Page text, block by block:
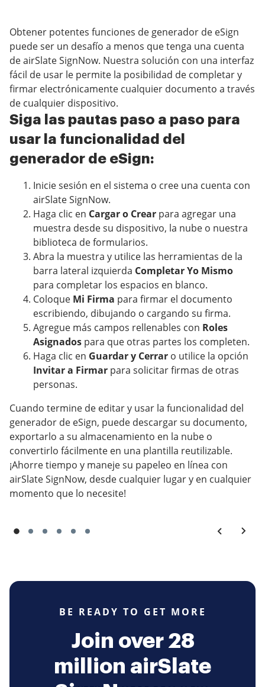
Obtener potentes funciones de generador de eSign
puede ser un desafío a menos que tenga una cuenta
de airSlate SignNow. Nuestra solución con una interfaz
fácil de usar le permite la posibilidad de completar y
firmar electrónicamente cualquier documento a través
de cualquier dispositivo.
Siga las pautas paso a paso para
usar la funcionalidad del
generador de eSign:
Inicie sesión en el sistema o cree una cuenta con
airSlate SignNow.
Haga clic en Cargar o Crear para agregar una
muestra desde su dispositivo, la nube o nuestra
biblioteca de formularios.
Abra la muestra y utilice las herramientas de la
barra lateral izquierda Completar Yo Mismo
para completar los espacios en blanco.
Coloque Mi Firma para firmar el documento
escribiendo, dibujando o cargando su firma.
Agregue más campos rellenables con Roles
Asignados para que otras partes los completen.
Haga clic en Guardar y Cerrar o utilice la opción
Invitar a Firmar para solicitar firmas de otras
personas.
Cuando termine de editar y usar la funcionalidad del
generador de eSign, puede descargar su documento,
exportarlo a su almacenamiento en la nube o
convertirlo fácilmente en una plantilla reutilizable.
¡Ahorre tiempo y maneje su papeleo en línea con
airSlate SignNow, desde cualquier lugar y en cualquier
momento que lo necesite!
BE READY TO GET MORE
Join over 28
million airSlate